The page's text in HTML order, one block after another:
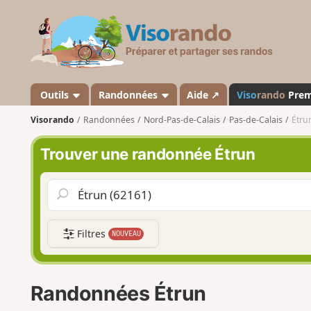
s
a
n
d
o
Outils Randonnées Aide ↗ Visorando
Visorando Randonnées Nord-Pas-de-Calais Pas-de-Calais
Trouver une randonnée Étrun
Filtres NOUVEAU
Randonnées Étrun